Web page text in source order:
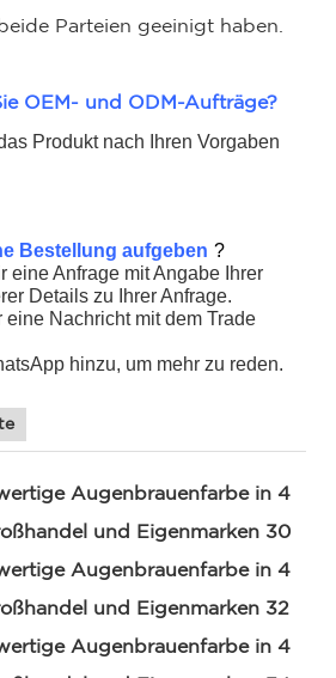
Parteien geeinigt haben.
OEM- und ODM-Aufträge?
Produkt nach Ihren Vorgaben
Bestellung aufgeben ?
eine Anfrage mit Angabe Ihrer
Details zu Ihrer Anfrage.
eine Nachricht mit dem Trade
hinzu, um mehr zu reden.